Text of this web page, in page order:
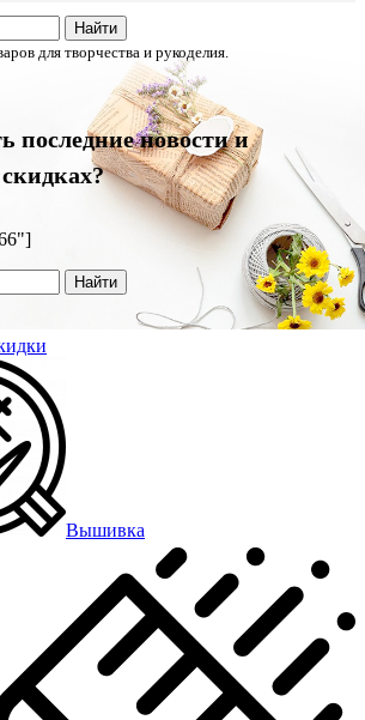
Найти
для творчества и рукоделия.
последние новости и
Найти
Вышивка